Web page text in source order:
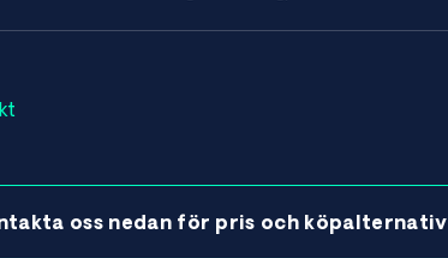
oss nedan för pris och köpalternativ